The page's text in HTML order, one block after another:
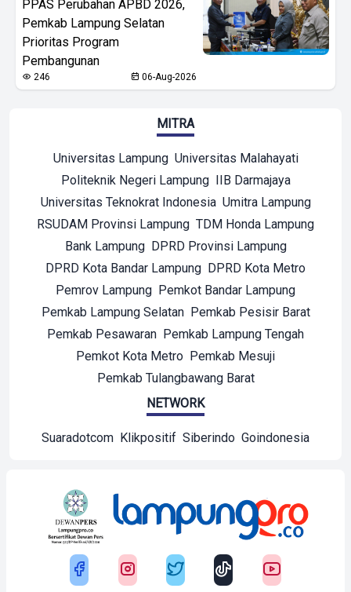
PPAS Perubahan APBD 2026,
Pemkab Lampung Selatan
Prioritas Program
Pembangunan
246 06-Aug-2026
MITRA
Universitas Lampung Universitas Malahayati
Politeknik Negeri Lampung
IIB Darmajaya
Universitas Teknokrat Indonesia Umitra Lampung
RSUDAM Provinsi Lampung TDM Honda Lampung
Bank Lampung
DPRD Provinsi Lampung
DPRD Kota Bandar Lampung DPRD Kota Metro
Pemrov Lampung Pemkot Bandar Lampung
Pemkab Lampung Selatan
Pemkab Pesisir Barat
Pemkab Pesawaran Pemkab Lampung Tengah
Pemkot Kota Metro Pemkab Mesuji
Pemkab Tulangbawang Barat
NETWORK
Suaradotcom Klikpositif Siberindo Goindonesia